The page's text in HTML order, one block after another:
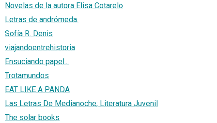
Novelas de la autora Elisa Cotarelo
Letras de andrómeda.
Sofía R. Denis
viajandoentrehistoria
Ensuciando papel...
Trotamundos
EAT LIKE A PANDA
Las Letras De Medianoche; Literatura Juvenil
The solar books